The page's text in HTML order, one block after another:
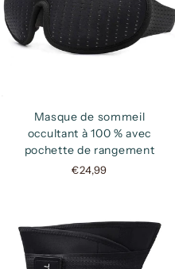
Masque de sommeil
occultant à 100 % avec
pochette de rangement
€24,99